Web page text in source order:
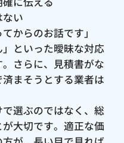
い
からのお話です」
」といった曖昧な対応
さらに、見積書がな
まそうとする業者は
選ぶのではなく、総
大切です。適正な価